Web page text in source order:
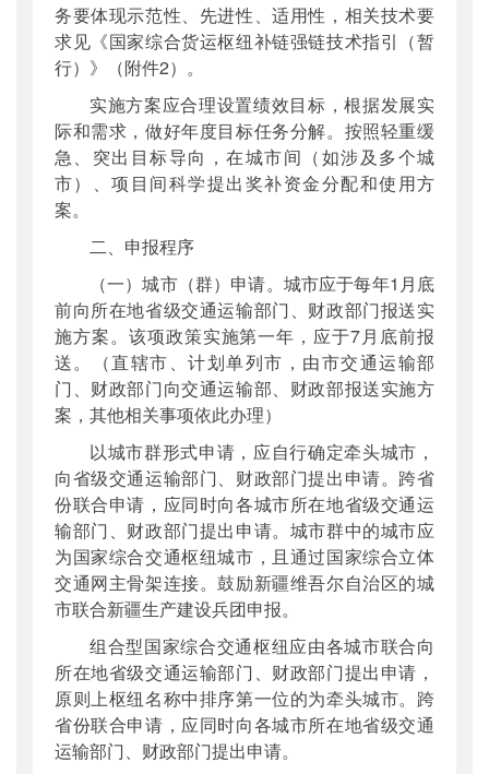
务要体现示范性、先进性、适用性，相关技术要
求见《国家综合货运枢纽补链强链技术指引（暂
行）》（附件2）。
实施方案应合理设置绩效目标，根据发展实
际和需求，做好年度目标任务分解。按照轻重缓
急、突出目标导向，在城市间（如涉及多个城
市）、项目间科学提出奖补资金分配和使用方
案。
二、申报程序
（一）城市（群）申请。城市应于每年1月底
前向所在地省级交通运输部门、财政部门报送实
施方案。该项政策实施第一年，应于7月底前报
送。（直辖市、计划单列市，由市交通运输部
门、财政部门向交通运输部、财政部报送实施方
案，其他相关事项依此办理）
以城市群形式申请，应自行确定牵头城市，
向省级交通运输部门、财政部门提出申请。跨省
份联合申请，应同时向各城市所在地省级交通运
输部门、财政部门提出申请。城市群中的城市应
为国家综合交通枢纽城市，且通过国家综合立体
交通网主骨架连接。鼓励新疆维吾尔自治区的城
市联合新疆生产建设兵团申报。
组合型国家综合交通枢纽应由各城市联合向
所在地省级交通运输部门、财政部门提出申请，
原则上枢纽名称中排序第一位的为牵头城市。跨
省份联合申请，应同时向各城市所在地省级交通
运输部门、财政部门提出申请。